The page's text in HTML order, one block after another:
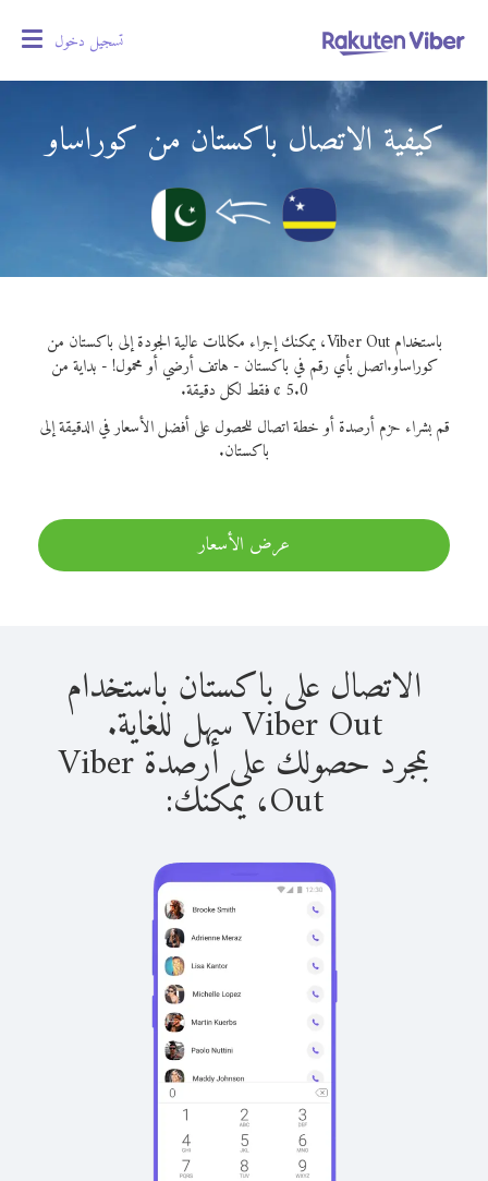
تسجيل دخول
كيفية الاتصال باكستان من كوراساو
باستخدام Viber Out، يمكنك إجراء مكالمات عالية الجودة إلى باكستان من
كوراساو.اتصل بأي رقم في باكستان - هاتف أرضي أو محمول! - بداية من
5.0 ¢ فقط لكل دقيقة.
قم بشراء حزم أرصدة أو خطة اتصال للحصول على أفضل الأسعار في الدقيقة إلى
باكستان.
عرض الأسعار
الاتصال على باكستان باستخدام
Viber Out سهل للغاية.
بمجرد حصولك على أرصدة Viber
Out، يمكنك: